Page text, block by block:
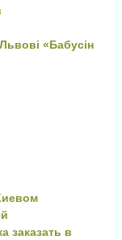
«Бабусін
заказать в